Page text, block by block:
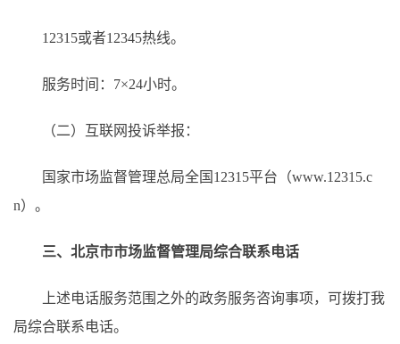
12315或者12345热线。
服务时间：7×24小时。
（二）互联网投诉举报：
国家市场监督管理总局全国12315平台（www.12315.c
n）。
三、北京市市场监督管理局综合联系电话
上述电话服务范围之外的政务服务咨询事项，可拨打我
局综合联系电话。